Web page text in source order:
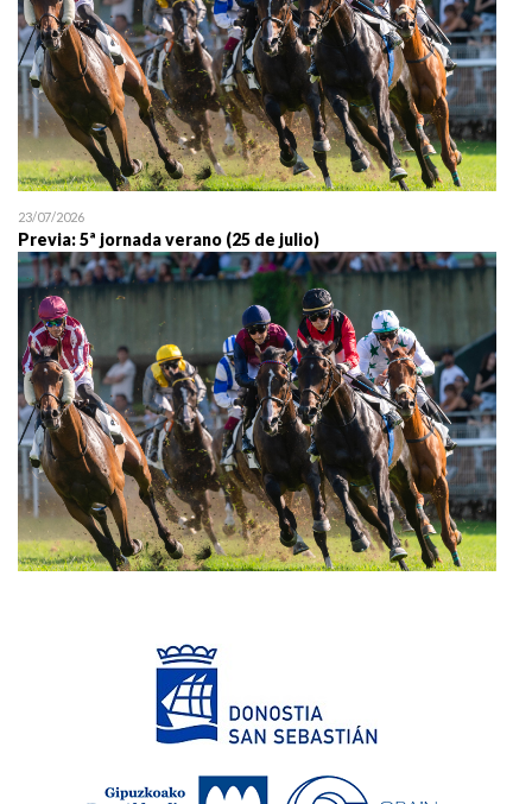
23/07/2026
Previa: 5ª jornada verano (25 de julio)